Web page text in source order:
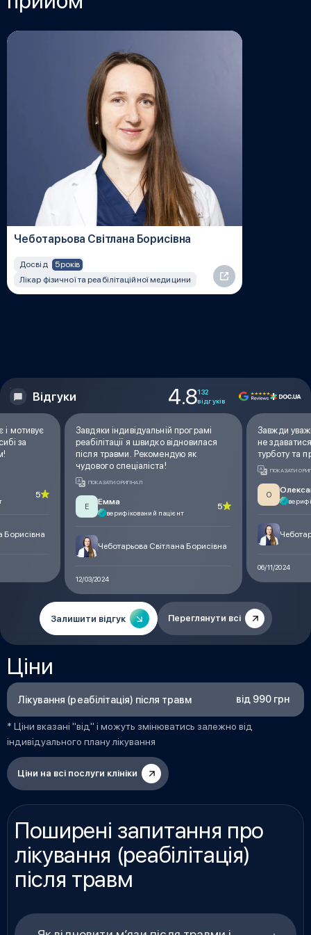
Чеботарьова Світлана Борисівна
Досвід
5 років
Лікар фізичної та реабілітаційної медицини
Відгуки 4.8132
відгуків
і мотивує
за
5
Борисівна
Завдяки індивідуальній програмі
реабілітації я швидко відновилася
після травми. Рекомендую як
чудового спеціаліста!
ПОКАЗАТИ ОРИГІНАЛ
Е
Емма
верифікований пацієнт
5
Чеботарьова Світлана Борисівна
12/03/2024
Завжди
не
турботу та
ПОКАЗАТИ
О
06/11/2024
Залишити відгук Переглянути всі
Ціни
Лікування (реабілітація) після травм від 990 грн
* Ціни вказані "від" і можуть змінюватись залежно від
індивідуального плану лікування
Ціни на всі послуги клініки
Поширені запитання про
лікування (реабілітація)
після травм